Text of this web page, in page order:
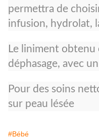
permettra de
infusion, hydrolat,
Le liniment obtenu
déphasage, avec
Pour des soins
sur peau lésée
#Bébé